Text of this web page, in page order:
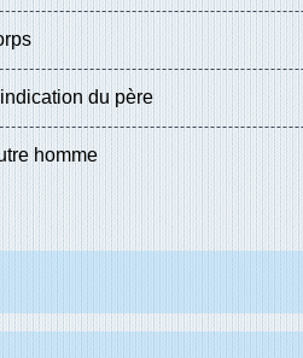
du père
homme